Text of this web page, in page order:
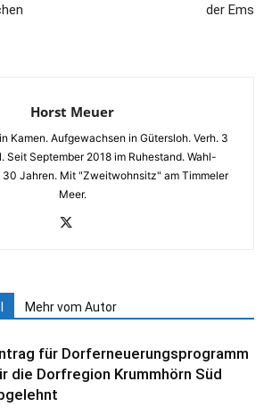
der Ems
Horst Meuer
Kamen. Aufgewachsen in Gütersloh. Verh. 3
Seit September 2018 im Ruhestand. Wahl-
30 Jahren. Mit "Zweitwohnsitz" am Timmeler
Meer.
Mehr vom Autor
für Dorferneuerungsprogramm
die Dorfregion Krummhörn Süd